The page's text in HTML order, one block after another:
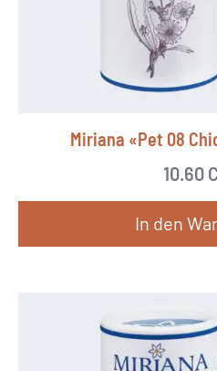
Miriana «Pet 08
10.60
In den